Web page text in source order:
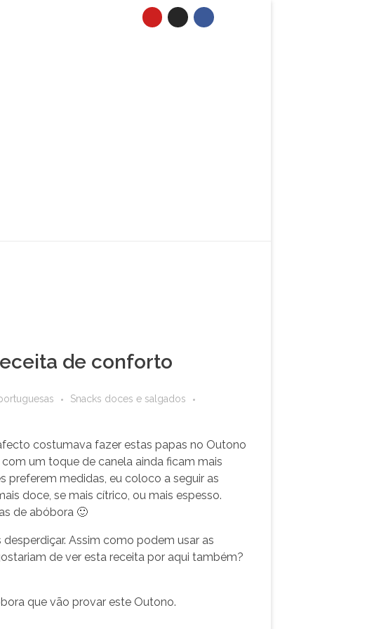
de conforto
Snacks doces e salgados
costumava fazer estas papas no Outono
um toque de canela ainda ficam mais
preferem medidas, eu coloco a seguir as
doce, se mais cítrico, ou mais espesso.
de abóbora 🙂
desperdiçar. Assim como podem usar as
de ver esta receita por aqui também?
que vão provar este Outono.